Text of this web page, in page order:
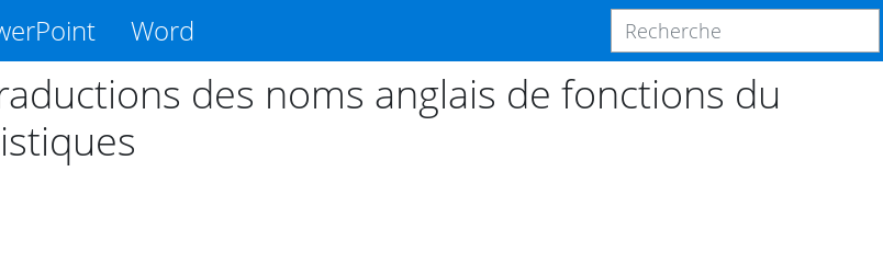
Word
des noms anglais de fonctions du